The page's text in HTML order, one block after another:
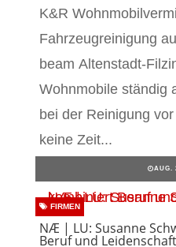
K&R
Fahrzeugreinigung
beam Altenstadt-
Wohnmobile ständig
bei der Reinigung
keine Zeit...
AUG.
NÆ | LU: Susanne
Beruf und Leidenschaft
FIRMEN